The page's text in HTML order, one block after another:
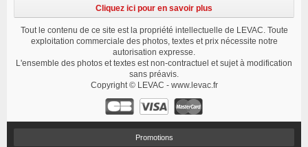
Cliquez ici pour en savoir plus
Tout le contenu de ce site est la propriété intellectuelle de LEVAC. Toute
exploitation commerciale des photos, textes et prix nécessite notre
autorisation expresse.
L'ensemble des photos et textes est non-contractuel et sujet à modification
sans préavis.
Copyright © LEVAC - www.levac.fr
Promotions